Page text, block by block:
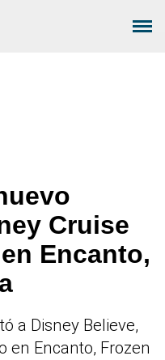
Cruise
Encanto,
a Disney Believe,
en Encanto, Frozen